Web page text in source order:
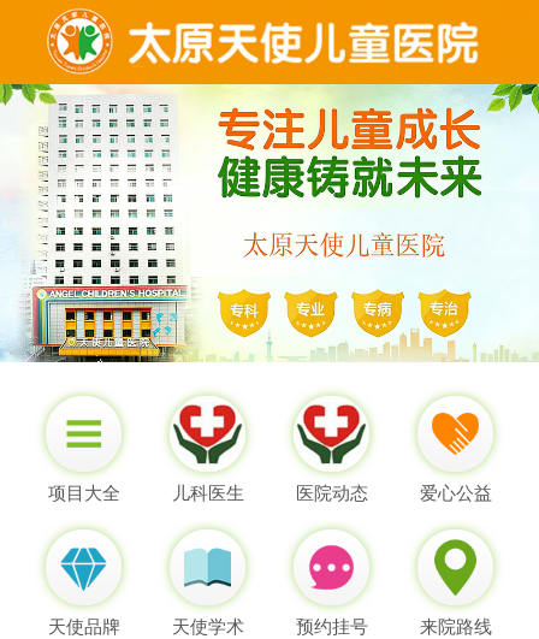
项目大全 儿科医生 医院动态 爱心公益
天使品牌 天使学术 预约挂号 来院路线